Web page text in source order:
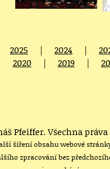
2025 | 2024 |
2020 | 2019 |
Pfeiffer. Všechna
šíření obsahu webové
zpracování bez